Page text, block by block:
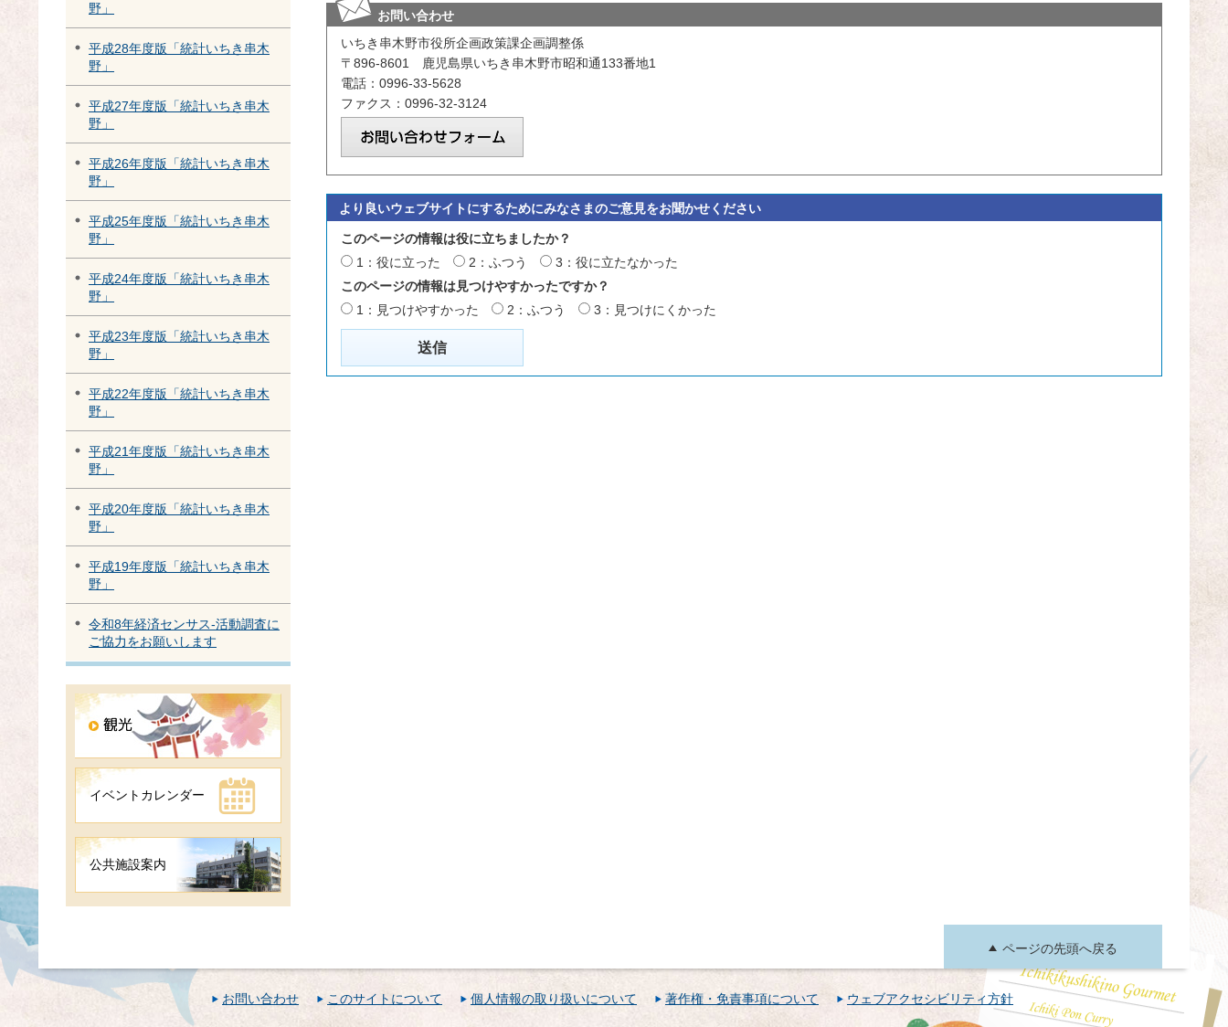
野」
平成28年度版「統計いちき串木
野」
平成27年度版「統計いちき串木
野」
平成26年度版「統計いちき串木
野」
平成25年度版「統計いちき串木
野」
平成24年度版「統計いちき串木
野」
平成23年度版「統計いちき串木
野」
平成22年度版「統計いちき串木
野」
平成21年度版「統計いちき串木
野」
平成20年度版「統計いちき串木
野」
平成19年度版「統計いちき串木
野」
令和8年経済センサス-活動調査に
ご協力をお願いします
イベントカレンダー
公共施設案内
お問い合わせ
いちき串木野市役所企画政策課企画調整係
〒896-8601 鹿児島県いちき串木野市昭和通133番地1
電話：0996-33-5628
ファクス：0996-32-3124
より良いウェブサイトにするためにみなさまのご意見をお聞かせください
このページの情報は役に立ちましたか？
1：役に立った
2：ふつう
3：役に立たなかった
このページの情報は見つけやすかったですか？
1：見つけやすかった
2：ふつう 3：見つけにくかった
ページの先頭へ戻る
お問い合わせ このサイトについて 個人情報の取り扱いについて 著作権・免責事項について ウェブアクセシビリティ方針